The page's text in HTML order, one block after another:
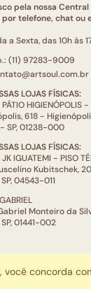
pela nossa
por telefone, chat ou
a Sexta, das 10h às
(11) 97283-9009
LOJAS FÍSICAS:
PÁTIO HIGIENÓPOLIS
618 -
SP, 01238-000
LOJAS FÍSICAS:
IGUATEMI - PISO
Kubitschek,
04543-011
Monteiro da
01441-002
29.752.781/0001-52
você concorda